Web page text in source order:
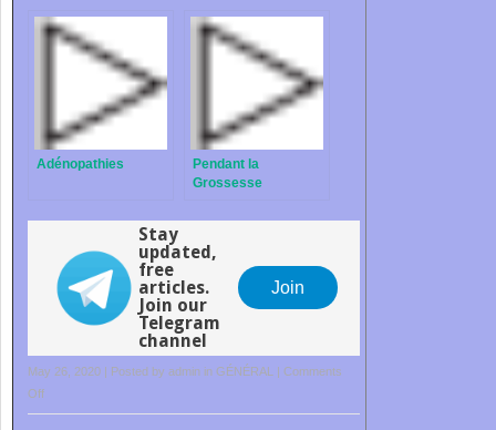
Adénopathies
Pendant la
Grossesse
Stay
updated,
free
articles.
Join our
Telegram
channel
Join
May 26, 2020 | Posted by admin in GÉNÉRAL | Comments
Offon
Polyarthralgies